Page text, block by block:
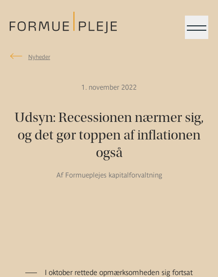
Menu
Nyheder
1. november 2022
Udsyn: Recessionen nærmer sig,
og det gør toppen af inflationen
også
Af Formueplejes kapitalforvaltning
I oktober rettede opmærksomheden sig fortsat